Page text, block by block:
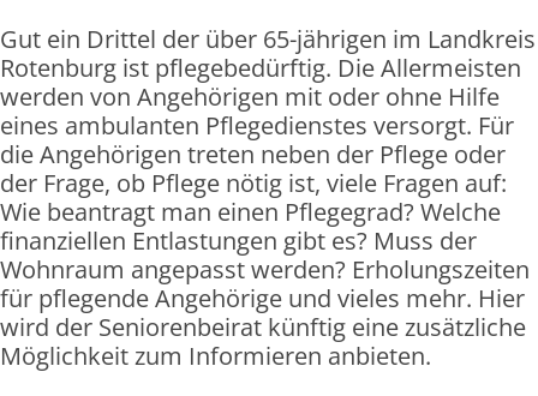
Gut ein Drittel der über 65-jährigen im Landkreis
Rotenburg ist pflegebedürftig. Die Allermeisten
werden von Angehörigen mit oder ohne Hilfe
eines ambulanten Pflegedienstes versorgt. Für
die Angehörigen treten neben der Pflege oder
der Frage, ob Pflege nötig ist, viele Fragen auf:
Wie beantragt man einen Pflegegrad? Welche
finanziellen Entlastungen gibt es? Muss der
Wohnraum angepasst werden? Erholungszeiten
für pflegende Angehörige und vieles mehr. Hier
wird der Seniorenbeirat künftig eine zusätzliche
Möglichkeit zum Informieren anbieten.